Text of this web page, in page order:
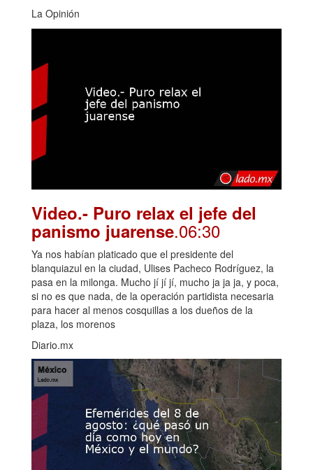
La Opinión
Video.- Puro relax el jefe del
panismo juarense.06:30
Ya nos habían platicado que el presidente del
blanquiazul en la ciudad, Ulises Pacheco Rodríguez, la
pasa en la milonga. Mucho jí jí jí, mucho ja ja ja, y poca,
si no es que nada, de la operación partidista necesaria
para hacer al menos cosquillas a los dueños de la
plaza, los morenos
Diario.mx